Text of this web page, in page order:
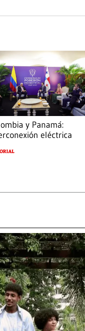
y Panamá:
eléctrica